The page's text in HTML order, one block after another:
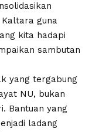
guna
kita hadapi
sambutan
yang tergabung
NU, bukan
Bantuan yang
ladang